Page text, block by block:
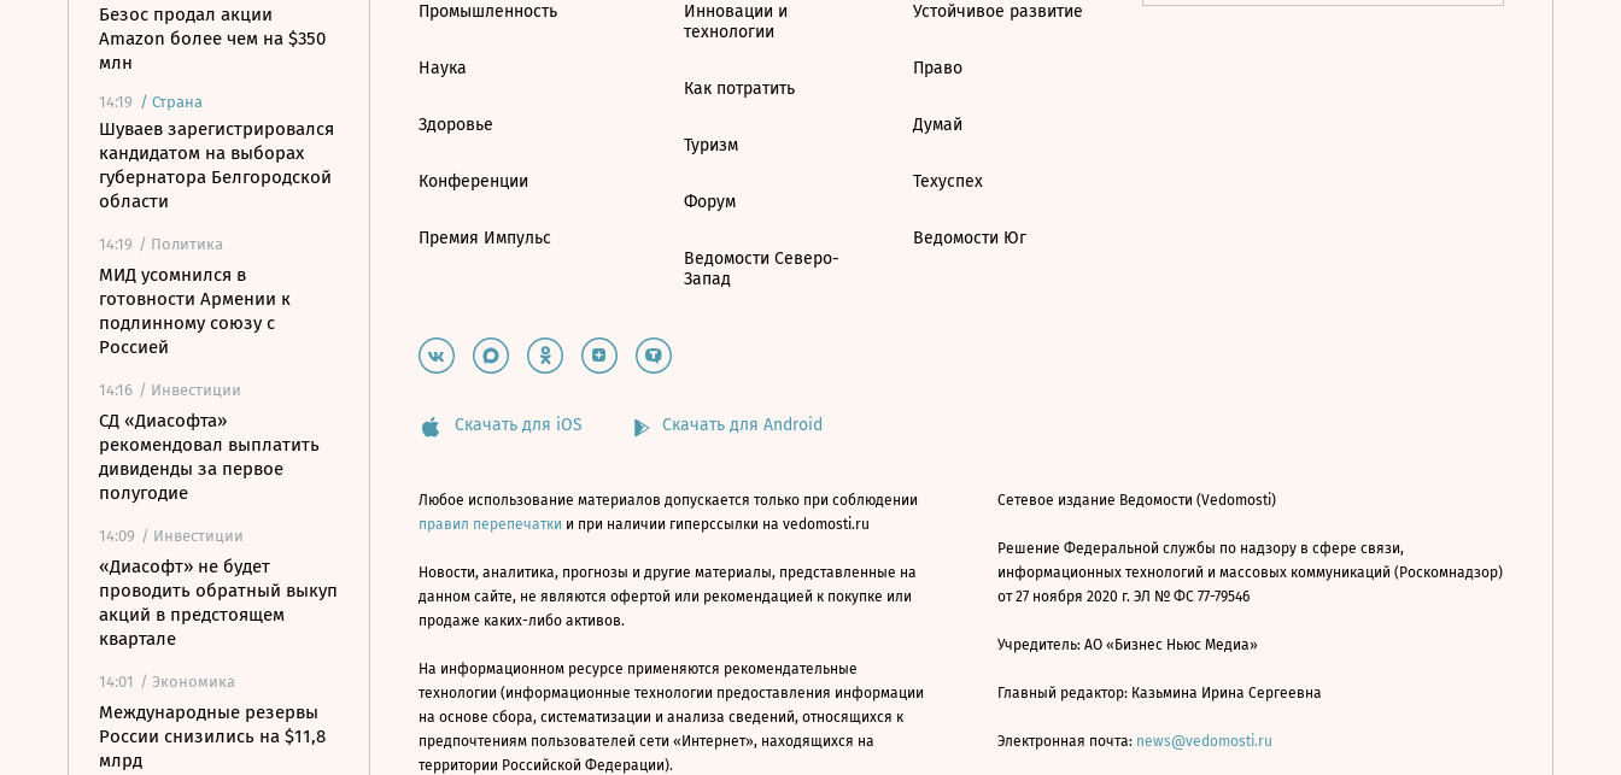
Безос продал акции
Amazon более чем на $350
млн
14:19 / Страна
Шуваев зарегистрировался
кандидатом на выборах
губернатора Белгородской
области
14:19 / Политика
МИД усомнился в
готовности Армении к
подлинному союзу с
Россией
14:16 / Инвестиции
СД «Диасофта»
рекомендовал выплатить
дивиденды за первое
полугодие
14:09 / Инвестиции
«Диасофт» не будет
проводить обратный выкуп
акций в предстоящем
квартале
14:01 / Экономика
Международные резервы
России снизились на $11,8
млрд
Промышленность
Наука
Здоровье
Конференции
Премия Импульс
Инновации и
технологии
Как потратить
Туризм
Форум
Ведомости Северо-
Запад
Устойчивое развитие
Право
Думай
Техуспех
Ведомости Юг
Скачать для iOS Скачать для Android
Любое использование материалов допускается только при соблюдении
правил перепечатки и при наличии гиперссылки на vedomosti.ru
Новости, аналитика, прогнозы и другие материалы, представленные на
данном сайте, не являются офертой или рекомендацией к покупке или
продаже каких-либо активов.
На информационном ресурсе применяются рекомендательные
технологии (информационные технологии предоставления информации
на основе сбора, систематизации и анализа сведений, относящихся к
предпочтениям пользователей сети «Интернет», находящихся на
территории Российской Федерации).
Сетевое издание Ведомости (Vedomosti)
Решение Федеральной службы по надзору в сфере связи,
информационных технологий и массовых коммуникаций (Роскомнадзор)
от 27 ноября 2020 г. ЭЛ № ФС 77-79546
Учредитель: АО «Бизнес Ньюс Медиа»
Главный редактор: Казьмина Ирина Сергеевна
Электронная почта: news@vedomosti.ru